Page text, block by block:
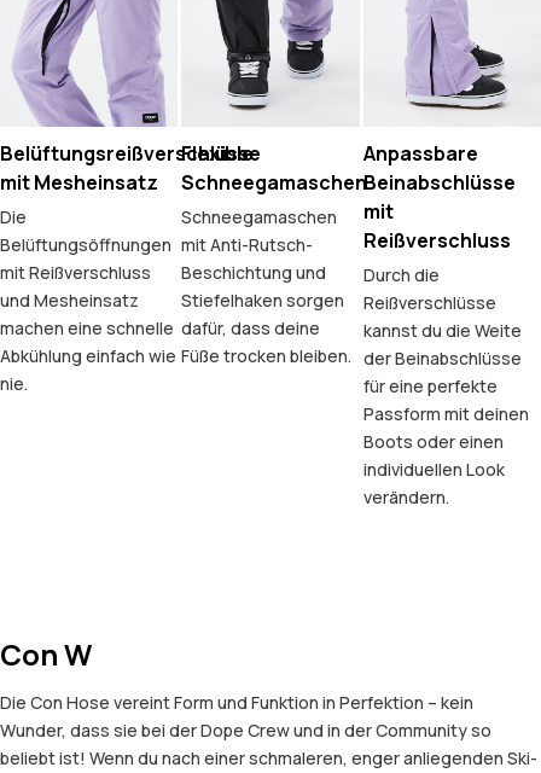
Belüftungsreißverschlüsse
mit Mesheinsatz
Die
Belüftungsöffnungen
mit Reißverschluss
und Mesheinsatz
machen eine schnelle
Abkühlung einfach wie
nie.
Flexible
Schneegamaschen
Schneegamaschen
mit Anti-Rutsch-
Beschichtung und
Stiefelhaken sorgen
dafür, dass deine
Füße trocken bleiben.
Anpassbare
Beinabschlüsse
mit
Reißverschluss
Durch die
Reißverschlüsse
kannst du die Weite
der Beinabschlüsse
für eine perfekte
Passform mit deinen
Boots oder einen
individuellen Look
verändern.
Con W
Die Con Hose vereint Form und Funktion in Perfektion – kein
Wunder, dass sie bei der Dope Crew und in der Community so
beliebt ist! Wenn du nach einer schmaleren, enger anliegenden Ski-